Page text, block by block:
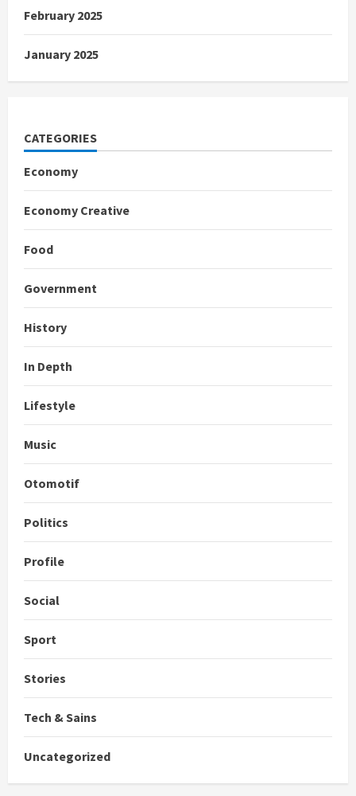
February 2025
January 2025
CATEGORIES
Economy
Economy Creative
Food
Government
History
In Depth
Lifestyle
Music
Otomotif
Politics
Profile
Social
Sport
Stories
Tech & Sains
Uncategorized